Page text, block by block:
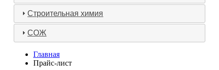
Строительная химия
СОЖ
Главная
Прайс-лист